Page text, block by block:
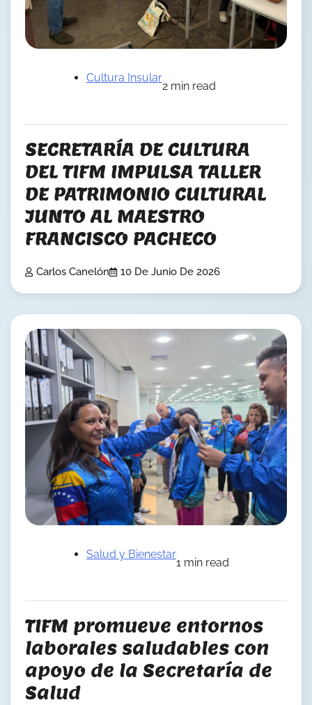
Cultura Insular
2 min read
SECRETARÍA DE CULTURA
DEL TIFM IMPULSA TALLER
DE PATRIMONIO CULTURAL
JUNTO AL MAESTRO
FRANCISCO PACHECO
Carlos Canelón 10 De Junio De 2026
Salud y Bienestar
1 min read
TIFM promueve entornos
laborales saludables con
apoyo de la Secretaría de
Salud